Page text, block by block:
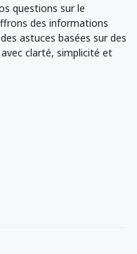
questions sur le
des informations
astuces basées sur des
clarté, simplicité et